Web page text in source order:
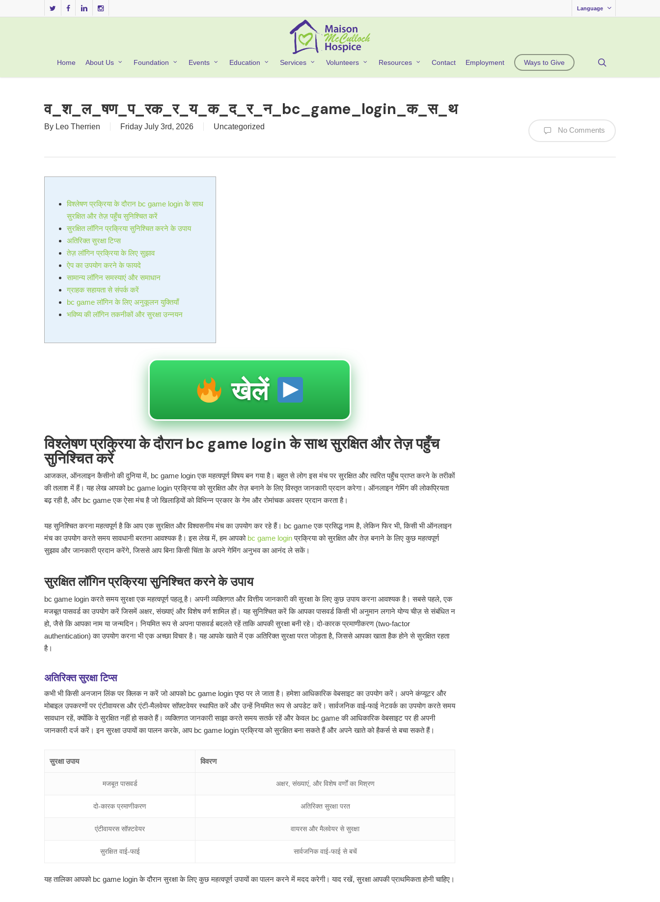
to
twitter facebooklinkedininstagram Language
Home About Us Foundation Events Education Services Volunteers Resources Contact Employment Ways to Give
व_श_ल_षण_प_रक_र_य_क_द_र_न_bc_game_login_क_स_थ
By Leo Therrien Friday July 3rd, 2026 Uncategorized No Comments
विश्लेषण प्रक्रिया के दौरान bc game login के साथ
सुरक्षित और तेज़ पहुँच सुनिश्चित करें
सुरक्षित लॉगिन प्रक्रिया सुनिश्चित करने के उपाय
अतिरिक्त सुरक्षा टिप्स
तेज़ लॉगिन प्रक्रिया के लिए सुझाव
ऐप का उपयोग करने के फायदे
सामान्य लॉगिन समस्याएं और समाधान
ग्राहक सहायता से संपर्क करें
bc game लॉगिन के लिए अनुकूलन युक्तियाँ
भविष्य की लॉगिन तकनीकों और सुरक्षा उन्नयन
खेलें
विश्लेषण प्रक्रिया के दौरान bc game login के साथ सुरक्षित और तेज़ पहुँच
सुनिश्चित करें
आजकल, ऑनलाइन कैसीनो की दुनिया में, bc game login एक महत्वपूर्ण विषय बन गया है। बहुत से लोग इस मंच पर सुरक्षित और त्वरित पहुँच प्राप्त करने के तरीकों
की तलाश में हैं। यह लेख आपको bc game login प्रक्रिया को सुरक्षित और तेज़ बनाने के लिए विस्तृत जानकारी प्रदान करेगा। ऑनलाइन गेमिंग की लोकप्रियता
बढ़ रही है, और bc game एक ऐसा मंच है जो खिलाड़ियों को विभिन्न प्रकार के गेम और रोमांचक अवसर प्रदान करता है।
यह सुनिश्चित करना महत्वपूर्ण है कि आप एक सुरक्षित और विश्वसनीय मंच का उपयोग कर रहे हैं। bc game एक प्रसिद्ध नाम है, लेकिन फिर भी, किसी भी ऑनलाइन
मंच का उपयोग करते समय सावधानी बरतना आवश्यक है। इस लेख में, हम आपको bc game loginप्रक्रिया को सुरक्षित और तेज़ बनाने के लिए कुछ महत्वपूर्ण
सुझाव और जानकारी प्रदान करेंगे, जिससे आप बिना किसी चिंता के अपने गेमिंग अनुभव का आनंद ले सकें।
सुरक्षित लॉगिन प्रक्रिया सुनिश्चित करने के उपाय
bc game login करते समय सुरक्षा एक महत्वपूर्ण पहलू है। अपनी व्यक्तिगत और वित्तीय जानकारी की सुरक्षा के लिए कुछ उपाय करना आवश्यक है। सबसे पहले, एक
मजबूत पासवर्ड का उपयोग करें जिसमें अक्षर, संख्याएं और विशेष वर्ण शामिल हों। यह सुनिश्चित करें कि आपका पासवर्ड किसी भी अनुमान लगाने योग्य चीज़ से संबंधित न
हो, जैसे कि आपका नाम या जन्मदिन। नियमित रूप से अपना पासवर्ड बदलते रहें ताकि आपकी सुरक्षा बनी रहे। दो-कारक प्रमाणीकरण (two-factor
authentication) का उपयोग करना भी एक अच्छा विचार है। यह आपके खाते में एक अतिरिक्त सुरक्षा परत जोड़ता है, जिससे आपका खाता हैक होने से सुरक्षित रहता
है।
अतिरिक्त सुरक्षा टिप्स
कभी भी किसी अनजान लिंक पर क्लिक न करें जो आपको bc game login पृष्ठ पर ले जाता है। हमेशा आधिकारिक वेबसाइट का उपयोग करें। अपने कंप्यूटर और
मोबाइल उपकरणों पर एंटीवायरस और एंटी-मैलवेयर सॉफ़्टवेयर स्थापित करें और उन्हें नियमित रूप से अपडेट करें। सार्वजनिक वाई-फाई नेटवर्क का उपयोग करते समय
सावधान रहें, क्योंकि वे सुरक्षित नहीं हो सकते हैं। व्यक्तिगत जानकारी साझा करते समय सतर्क रहें और केवल bc game की आधिकारिक वेबसाइट पर ही अपनी
जानकारी दर्ज करें। इन सुरक्षा उपायों का पालन करके, आप bc game login प्रक्रिया को सुरक्षित बना सकते हैं और अपने खाते को हैकर्स से बचा सकते हैं।
सुरक्षा उपाय विवरण
मजबूत पासवर्ड अक्षर, संख्याएं, और विशेष वर्णों का मिश्रण
दो-कारक प्रमाणीकरण अतिरिक्त सुरक्षा परत
एंटीवायरस सॉफ़्टवेयर वायरस और मैलवेयर से सुरक्षा
सुरक्षित वाई-फाई सार्वजनिक वाई-फाई से बचें
यह तालिका आपको bc game login के दौरान सुरक्षा के लिए कुछ महत्वपूर्ण उपायों का पालन करने में मदद करेगी। याद रखें, सुरक्षा आपकी प्राथमिकता होनी चाहिए।